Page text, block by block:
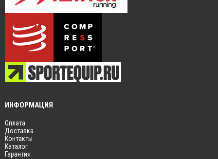
ИНФОРМАЦИЯ
Оплата
Доставка
Контакты
Каталог
Гарантия